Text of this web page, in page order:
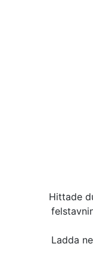
Hittade
Ladda